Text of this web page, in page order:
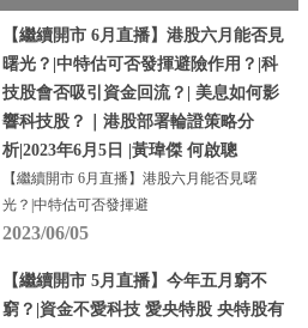
【繼續開市 6月直播】港股六月能否見
曙光？|中特估可否發揮避險作用？|科
技股會否吸引資金回流？| 美息如何影
響科技股？｜港股部署輪證策略分
析|2023年6月5日 |黃瑋傑 何啟聰
【繼續開市 6月直播】港股六月能否見曙
光？|中特估可否發揮避
2023/06/05
【繼續開市 5月直播】今年五月窮不
窮？|資金不愛科技 愛央特股 央特股有